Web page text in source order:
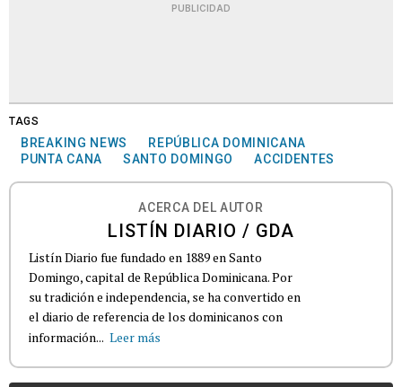
PUBLICIDAD
TAGS
BREAKING NEWS
REPÚBLICA DOMINICANA
PUNTA CANA
SANTO DOMINGO ACCIDENTES
ACERCA DEL AUTOR
LISTÍN DIARIO / GDA
Listín Diario fue fundado en 1889 en Santo
Domingo, capital de República Dominicana. Por
su tradición e independencia, se ha convertido en
el diario de referencia de los dominicanos con
información... Leer más